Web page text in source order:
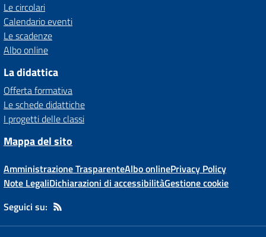
Le circolari
Calendario eventi
Le scadenze
Albo online
La didattica
Offerta formativa
Le schede didattiche
I progetti delle classi
Mappa del sito
Amministrazione TrasparenteAlbo onlinePrivacy Policy
Note LegaliDichiarazioni di accessibilitàGestione cookie
Seguici su: